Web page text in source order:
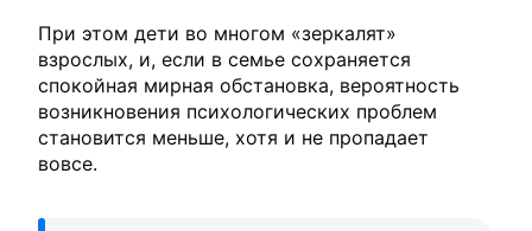
При этом дети во многом «зеркалят»
взрослых, и, если в семье сохраняется
спокойная мирная обстановка, вероятность
возникновения психологических проблем
становится меньше, хотя и не пропадает
вовсе.